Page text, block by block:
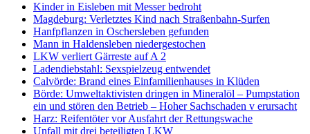
Kinder in Eisleben mit Messer bedroht
Magdeburg: Verletztes Kind nach Straßenbahn-Surfen
Hanfpflanzen in Oschersleben gefunden
Mann in Haldensleben niedergestochen
LKW verliert Gärreste auf A 2
Ladendiebstahl: Sexspielzeug entwendet
Calvörde: Brand eines Einfamilienhauses in Klüden
Börde: Umweltaktivisten dringen in Mineralöl – Pumpstation
ein und stören den Betrieb – Hoher Sachschaden v erursacht
Harz: Reifentöter vor Ausfahrt der Rettungswache
Unfall mit drei beteiligten LKW